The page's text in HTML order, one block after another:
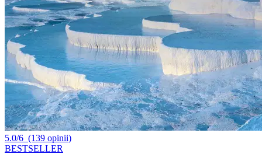
5.0/6 (139 opinii)
BESTSELLER